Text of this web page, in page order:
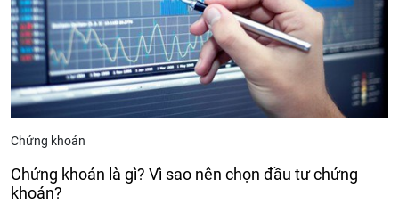
Chứng khoán
Chứng khoán là gì? Vì sao nên chọn đầu tư chứng
khoán?